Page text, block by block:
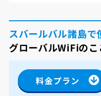
スバールバル諸島で
グローバルWiFiのこ
料金プラン